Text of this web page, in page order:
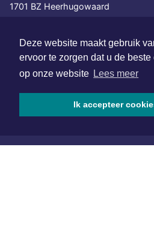
Deze website maakt gebruik
ervoor te zorgen dat u de
op onze website Lees meer
Ik accepteer
1701 BZ Heerhugowaard
redactie@xyto.nl
www.xyto.nl
SOCIAL MEDIA